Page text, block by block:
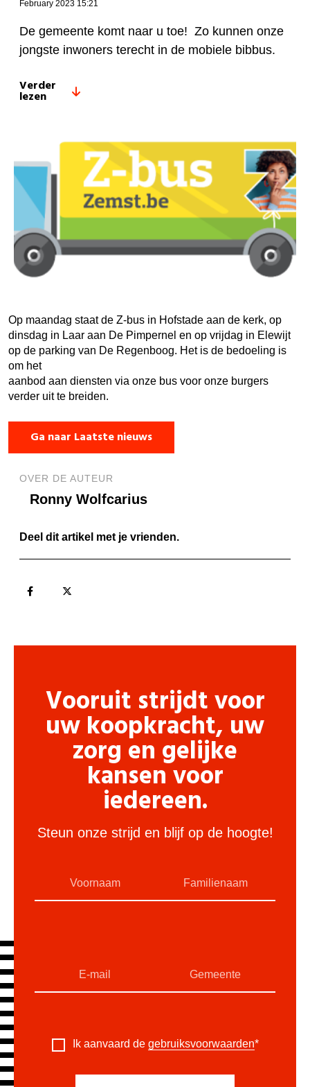
February 2023 15:21
De gemeente komt naar u toe! Zo kunnen onze
jongste inwoners terecht in de mobiele bibbus.
Verder
lezen
Op maandag staat de Z-bus in Hofstade aan de kerk, op
dinsdag in Laar aan De Pimpernel en op vrijdag in Elewijt
op de parking van De Regenboog. Het is de bedoeling is
om het
aanbod aan diensten via onze bus voor onze burgers
verder uit te breiden.
Ga naar Laatste nieuws
OVER DE AUTEUR
Ronny Wolfcarius
Deel dit artikel met je vrienden.
Vooruit strijdt voor
uw koopkracht, uw
zorg en gelijke
kansen voor
iedereen.
Steun onze strijd en blijf op de hoogte!
Ik aanvaard de gebruiksvoorwaarden*